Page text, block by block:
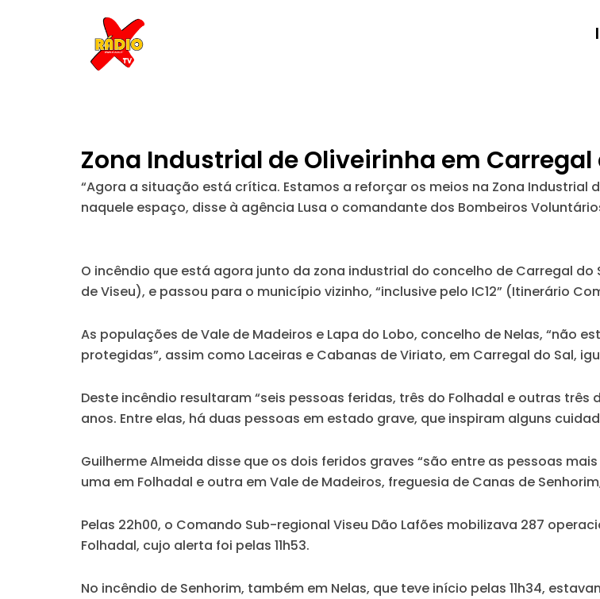
Zona Industrial de Oliveirinha em
“Agora a situação está crítica. Estamos a reforçar os meios na Zona Industrial
naquele espaço, disse à agência Lusa o comandante dos Bombeiros
O incêndio que está agora junto da zona industrial do concelho de Carregal
de Viseu), e passou para o município vizinho, “inclusive pelo IC12” (Itinerário
As populações de Vale de Madeiros e Lapa do Lobo, concelho de Nelas, “não
protegidas”, assim como Laceiras e Cabanas de Viriato, em Carregal do Sal,
Deste incêndio resultaram “seis pessoas feridas, três do Folhadal e outras três
anos. Entre elas, há duas pessoas em estado grave, que inspiram alguns
Guilherme Almeida disse que os dois feridos graves “são entre as pessoas
uma em Folhadal e outra em Vale de Madeiros, freguesia de Canas de
Pelas 22h00, o Comando Sub-regional Viseu Dão Lafões mobilizava 287
Folhadal, cujo alerta foi pelas 11h53.
No incêndio de Senhorim, também em Nelas, que teve início pelas 11h34,